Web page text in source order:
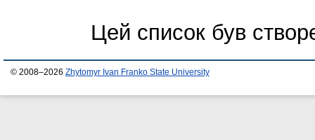
Цей список був
© 2008–2026 Zhytomyr Ivan Franko State University